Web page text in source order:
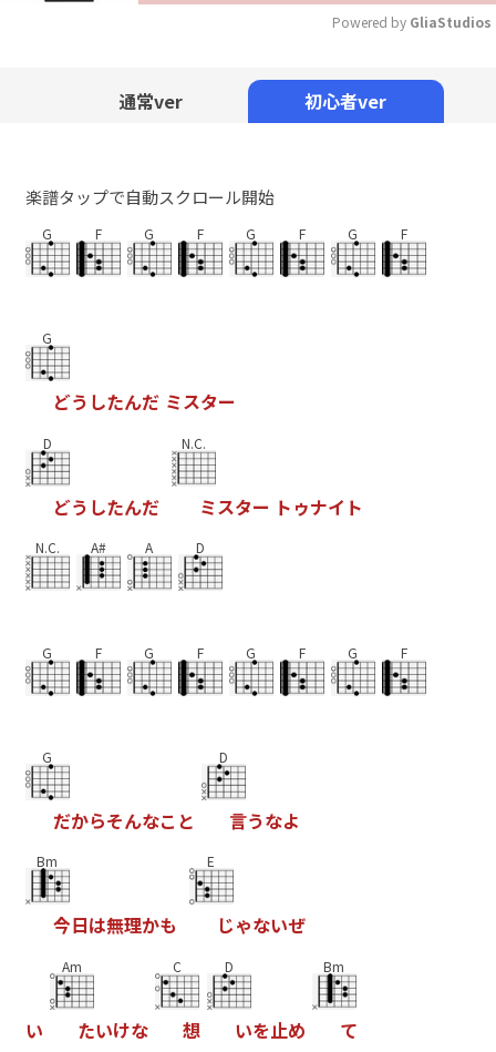
Powered by GliaStudios
通常ver 初心者ver
楽譜タップで自動スクロール開始
G F G F G F G F
G
どう したんだ ミスター
D
どう したんだ
N.C.
ミスター ト ゥナイ ト
N.C. A# A D
G F G F G F G F
G
だからそんなこ と
D
言うなよ
Bm
今日は無理かも
E
じゃないぜ
い
Am
たいけな
C
想
D
いを止め
Bm
て